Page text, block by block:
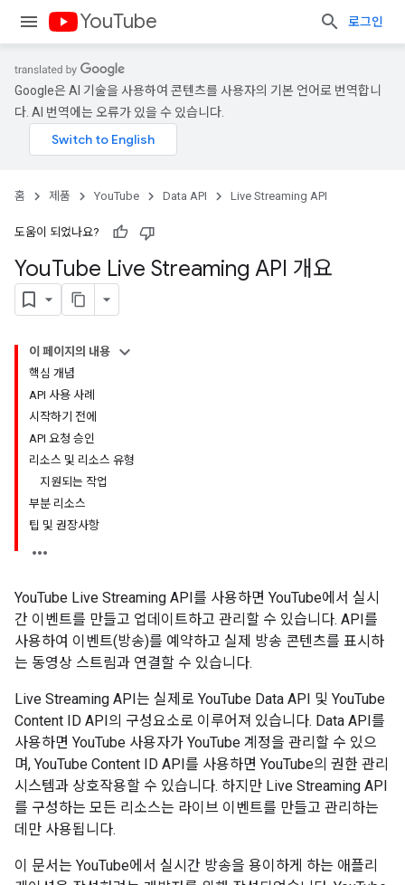
YouTube 로그인
Google은 AI 기술을 사용하여 콘텐츠를 사용자의 기본 언어로 번역합니
다. AI 번역에는 오류가 있을 수 있습니다.
홈 제품 YouTube Data API Live Streaming API
도움이 되었나요?
YouTube Live Streaming API 개요
이 페이지의 내용
핵심 개념
API 사용 사례
시작하기 전에
API 요청 승인
리소스 및 리소스 유형
지원되는 작업
부분 리소스
팁 및 권장사항
YouTube Live Streaming API를 사용하면 YouTube에서 실시
간 이벤트를 만들고 업데이트하고 관리할 수 있습니다. API를
사용하여 이벤트(방송)를 예약하고 실제 방송 콘텐츠를 표시하
는 동영상 스트림과 연결할 수 있습니다.
Live Streaming API는 실제로 YouTube Data API 및 YouTube
Content ID API의 구성요소로 이루어져 있습니다. Data API를
사용하면 YouTube 사용자가 YouTube 계정을 관리할 수 있으
며, YouTube Content ID API를 사용하면 YouTube의 권한 관리
시스템과 상호작용할 수 있습니다. 하지만 Live Streaming API
를 구성하는 모든 리소스는 라이브 이벤트를 만들고 관리하는
데만 사용됩니다.
이 문서는 YouTube에서 실시간 방송을 용이하게 하는 애플리